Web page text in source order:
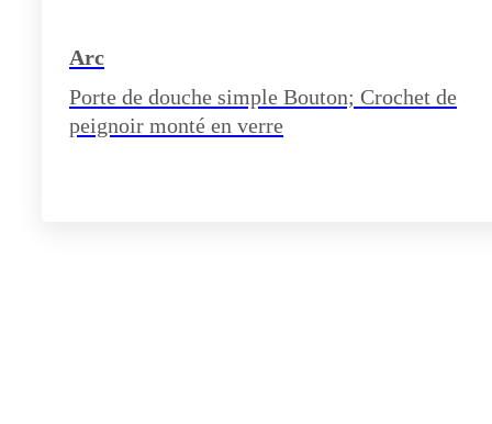
Arc
Porte de douche simple Bouton; Crochet de
peignoir monté en verre